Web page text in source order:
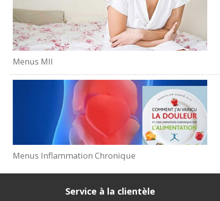
Menus MII
Menus Inflammation Chronique
Service à la clientèle